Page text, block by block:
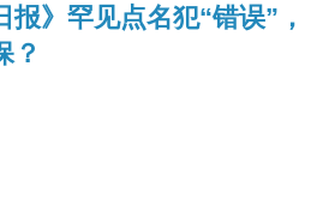
》罕见点名犯“错误”，
？